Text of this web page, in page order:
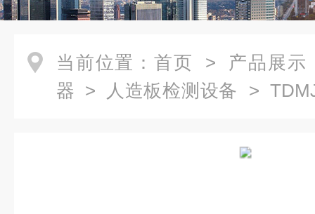
当前位置： 首页 > 产品展示
器 > 人造板检测设备 >